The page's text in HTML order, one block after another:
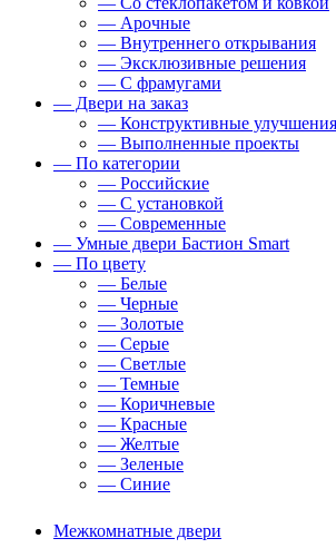
— Арочные
— Внутреннего открывания
— Эксклюзивные решения
— С фрамугами
— Двери на заказ
— Конструктивные улучшения
— Выполненные проекты
— По категории
— Российские
— С установкой
— Современные
— Умные двери Бастион Smart
— По цвету
— Белые
— Черные
— Золотые
— Серые
— Светлые
— Темные
— Коричневые
— Красные
— Желтые
— Зеленые
— Синие
Межкомнатные двери